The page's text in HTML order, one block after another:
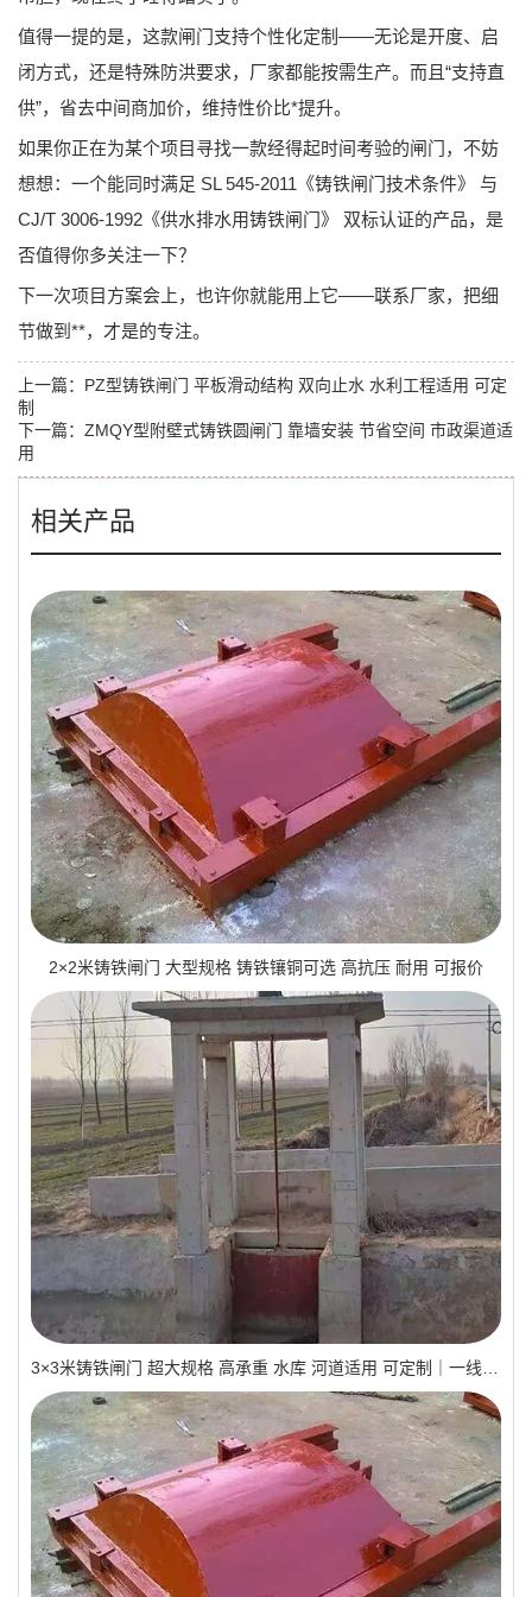
值得一提的是，这款闸门支持个性化定制——无论是开度、启
闭方式，还是特殊防洪要求，厂家都能按需生产。而且“支持直
供”，省去中间商加价，维持性价比*提升。
如果你正在为某个项目寻找一款经得起时间考验的闸门，不妨
想想：一个能同时满足 SL 545-2011《铸铁闸门技术条件》
与
CJ/T 3006-1992《供水排水用铸铁闸门》
双标认证的产品，是
否值得你多关注一下？
下一次项目方案会上，也许你就能用上它——联系厂家，把细
节做到**，才是的专注。
上一篇： PZ型铸铁闸门 平板滑动结构 双向止水 水利工程适用 可定
制
下一篇： ZMQY型附壁式铸铁圆闸门 靠墙安装 节省空间 市政渠道适
用
相关产品
2×2米铸铁闸门 大型规格 铸铁镶铜可选 高抗压 耐用 可报价